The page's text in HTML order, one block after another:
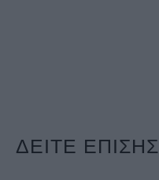
ΔΕΙΤΕ ΕΠΙΣΗΣ